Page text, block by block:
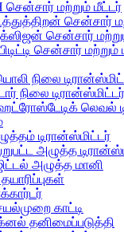
சென்சார் மற்றும் மீட்டர்
சென்சார்
சென்சார்
சென்சார் மற்றும்
நிலை
நிலை டிரான்ஸ்மிட்டர்
லெவல்
டிரான்ஸ்மிட்டர்
அழுத்த
அழுத்த மானி
காட்டி
தனிமைப்படுத்தி